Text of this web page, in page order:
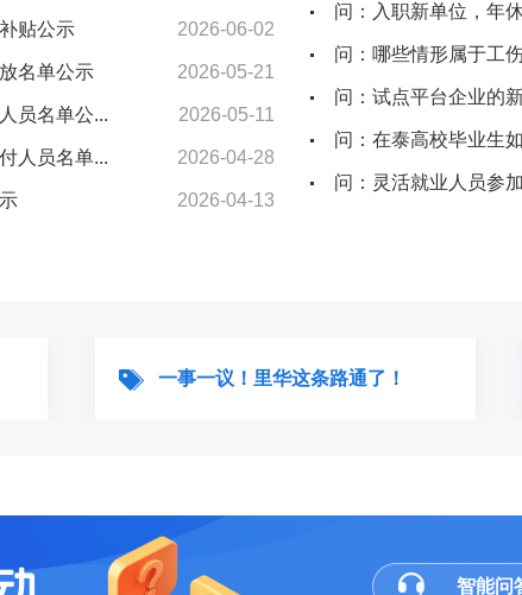
贴公示 2026-06-02
名单公示 2026-05-21
员名单公... 2026-05-11
人员名单... 2026-04-28
2026-04-13
问：入职新单位，年
问：哪些情形属于工
问：试点平台企业的
问：在泰高校毕业生
问：灵活就业人员参
一事一议！里华这条路通了！
智能问